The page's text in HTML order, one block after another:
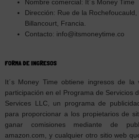
Nombre comercial: It´s Money Time
Dirección: Rue de la
Billancourt, Francia.
Contacto: info@itsmoneytime.co
FORMA DE INGRESOS
It´s Money Time obtiene ingresos de
participación en el Programa de Servicios
Services LLC, un programa de
para proporcionar a los propietarios de
ganar comisiones mediante de
amazon.com, y cualquier otro sitio web